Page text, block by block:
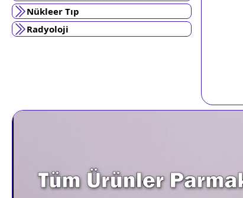
Nükleer Tıp
Radyoloji